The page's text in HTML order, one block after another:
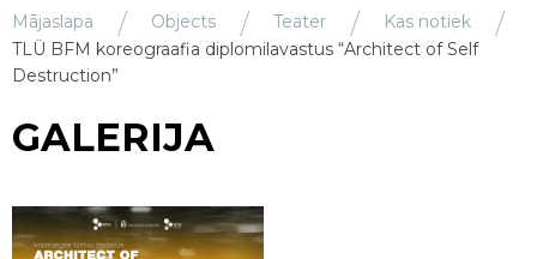
Mājaslapa Objects Teater
Kas notiek
TLÜ BFM koreograafia diplomilavastus “Architect of Self
Destruction”
GALERIJA